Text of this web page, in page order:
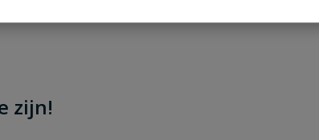
zijn!